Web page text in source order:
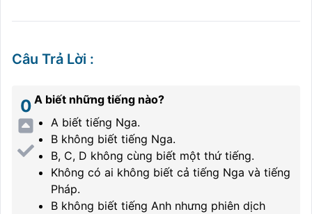
Câu Trả Lời :
0 A biết những tiếng nào?
A biết tiếng Nga.
B không biết tiếng Nga.
B, C, D không cùng biết một thứ tiếng.
Không có ai không biết cả tiếng Nga và tiếng
Pháp.
B không biết tiếng Anh nhưng phiên dịch